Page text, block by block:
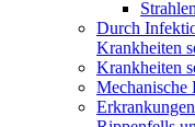
Strahlen
Durch
Krankheiten
Krankheiten
Mechanische